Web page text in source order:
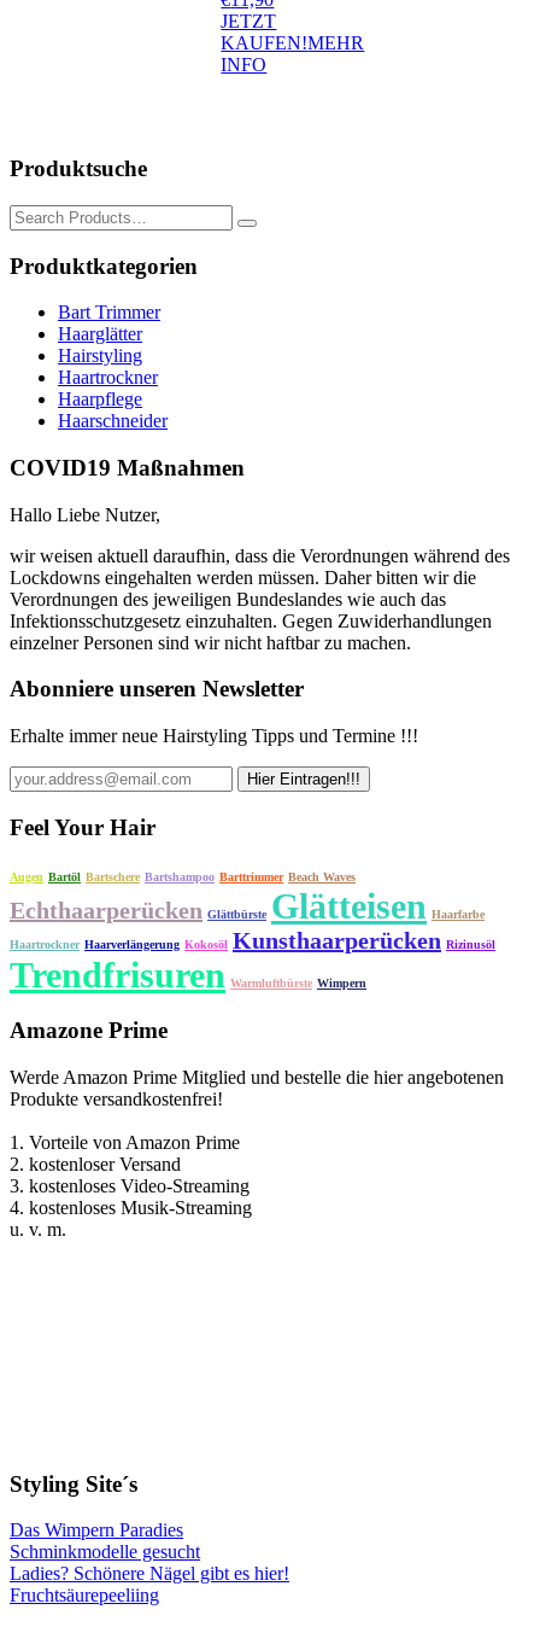
JETZT
KAUFEN!MEHR
INFO
Produktsuche
Search
for:
Produktkategorien
Bart Trimmer
Haarglätter
Hairstyling
Haartrockner
Haarpflege
Haarschneider
COVID19 Maßnahmen
Hallo Liebe Nutzer,
wir weisen aktuell daraufhin, dass die Verordnungen während des
Lockdowns eingehalten werden müssen. Daher bitten wir die
Verordnungen des jeweiligen Bundeslandes wie auch das
Infektionsschutzgesetz einzuhalten. Gegen Zuwiderhandlungen
einzelner Personen sind wir nicht haftbar zu machen.
Abonniere unseren Newsletter
Erhalte immer neue Hairstyling Tipps und Termine !!!
Feel Your Hair
Augen Bartöl Bartschere Bartshampoo Barttrimmer Beach Waves
Echthaarperücken Glättbürste Glätteisen Haarfarbe
Haartrockner Haarverlängerung Kokosöl Kunsthaarperücken Rizinusöl
Trendfrisuren Warmluftbürste Wimpern
Amazone Prime
Werde Amazon Prime Mitglied und bestelle die hier angebotenen
Produkte versandkostenfrei!
1. Vorteile von Amazon Prime
2. kostenloser Versand
3. kostenloses Video-Streaming
4. kostenloses Musik-Streaming
u. v. m.
Styling Site´s
Das Wimpern Paradies
Schminkmodelle gesucht
Ladies? Schönere Nägel gibt es hier!
Fruchtsäurepeeliing